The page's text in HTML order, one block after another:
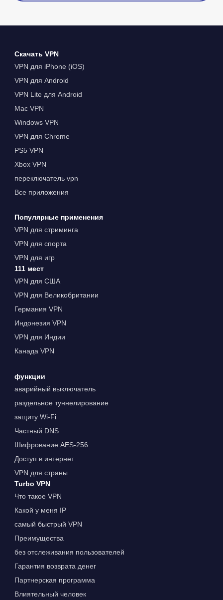
Скачать VPN
VPN для iPhone (iOS)
VPN для Android
VPN Lite для Android
Mac VPN
Windows VPN
VPN для Chrome
PS5 VPN
Xbox VPN
переключатель vpn
Все приложения
Популярные применения
VPN для стриминга
VPN для спорта
VPN для игр
111 мест
VPN для США
VPN для Великобритании
Германия VPN
Индонезия VPN
VPN для Индии
Канада VPN
функции
аварийный выключатель
раздельное туннелирование
защиту Wi-Fi
Частный DNS
Шифрование AES-256
Доступ в интернет
VPN для страны
Turbo VPN
Что такое VPN
Какой у меня IP
самый быстрый VPN
Преимущества
без отслеживания пользователей
Гарантия возврата денег
Партнерская программа
Влиятельный человек